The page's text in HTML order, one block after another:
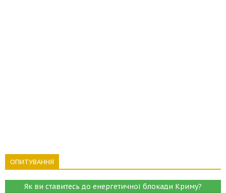
ОПИТУВАННЯ
Як ви ставитесь до енергетичної блокади Криму?